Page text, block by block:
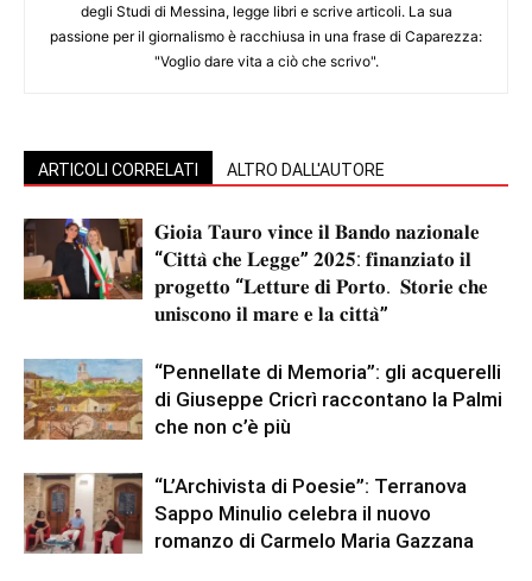
degli Studi di Messina, legge libri e scrive articoli. La sua
passione per il giornalismo è racchiusa in una frase di Caparezza:
"Voglio dare vita a ciò che scrivo".
ARTICOLI CORRELATI ALTRO DALL'AUTORE
𝐆𝐢𝐨𝐢𝐚 𝐓𝐚𝐮𝐫𝐨 𝐯𝐢𝐧𝐜𝐞 𝐢𝐥 𝐁𝐚𝐧𝐝𝐨 𝐧𝐚𝐳𝐢𝐨𝐧𝐚𝐥𝐞
“𝐂𝐢𝐭𝐭𝐚̀ 𝐜𝐡𝐞 𝐋𝐞𝐠𝐠𝐞” 𝟐𝟎𝟐𝟓: 𝐟𝐢𝐧𝐚𝐧𝐳𝐢𝐚𝐭𝐨 𝐢𝐥
𝐩𝐫𝐨𝐠𝐞𝐭𝐭𝐨 “𝐋𝐞𝐭𝐭𝐮𝐫𝐞 𝐝𝐢 𝐏𝐨𝐫𝐭𝐨. 𝐒𝐭𝐨𝐫𝐢𝐞 𝐜𝐡𝐞
𝐮𝐧𝐢𝐬𝐜𝐨𝐧𝐨 𝐢𝐥 𝐦𝐚𝐫𝐞 𝐞 𝐥𝐚 𝐜𝐢𝐭𝐭𝐚̀”
“Pennellate di Memoria”: gli acquerelli
di Giuseppe Cricrì raccontano la Palmi
che non c’è più
“L’Archivista di Poesie”: Terranova
Sappo Minulio celebra il nuovo
romanzo di Carmelo Maria Gazzana